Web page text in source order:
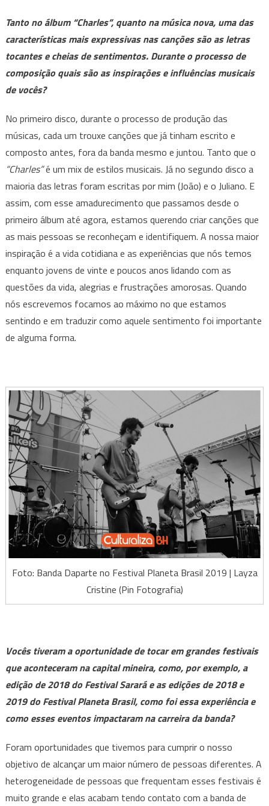
Tanto no álbum “Charles”, quanto na música nova, uma das
características mais expressivas nas canções são as letras
tocantes e cheias de sentimentos. Durante o processo de
composição quais são as inspirações e influências musicais
de vocês?
No primeiro disco, durante o processo de produção das
músicas, cada um trouxe canções que já tinham escrito e
composto antes, fora da banda mesmo e juntou. Tanto que o
“Charles”é um mix de estilos musicais. Já no segundo disco a
maioria das letras foram escritas por mim (João) e o Juliano. E
assim, com esse amadurecimento que passamos desde o
primeiro álbum até agora, estamos querendo criar canções que
as mais pessoas se reconheçam e identifiquem. A nossa maior
inspiração é a vida cotidiana e as experiências que nós temos
enquanto jovens de vinte e poucos anos lidando com as
questões da vida, alegrias e frustrações amorosas. Quando
nós escrevemos focamos ao máximo no que estamos
sentindo e em traduzir como aquele sentimento foi importante
de alguma forma.
Foto: Banda Daparte no Festival Planeta Brasil 2019 | Layza
Cristine (Pin Fotografia)
Vocês tiveram a oportunidade de tocar em grandes festivais
que aconteceram na capital mineira, como, por exemplo, a
edição de 2018 do Festival Sarará e as edições de 2018 e
2019 do Festival Planeta Brasil, como foi essa experiência e
como esses eventos impactaram na carreira da banda?
Foram oportunidades que tivemos para cumprir o nosso
objetivo de alcançar um maior número de pessoas diferentes. A
heterogeneidade de pessoas que frequentam esses festivais é
muito grande e elas acabam tendo contato com a banda de